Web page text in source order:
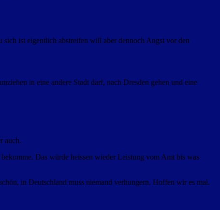
ist eigentlich abstreifen will aber dennoch Angst vor den
in eine andere Stadt darf, nach Dresden gehen und eine
auch.
Das würde heissen wieder Leistung vom Amt bis was
in Deutschland muss niemand verhungern. Hoffen wir es mal.